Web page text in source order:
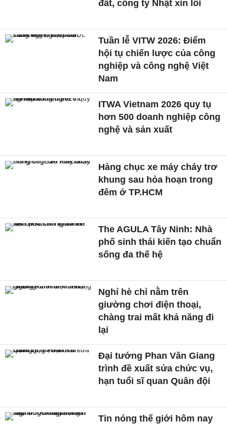
đất, công ty Nhật xin lỗi
Tuần lễ VITW 2026: Điểm
hội tụ chiến lược của công
nghiệp và công nghệ Việt
Nam
ITWA Vietnam 2026 quy tụ
hơn 500 doanh nghiệp công
nghệ và sản xuất
Hàng chục xe máy cháy trơ
khung sau hỏa hoạn trong
đêm ở TP.HCM
The AGULA Tây Ninh: Nhà
phố sinh thái kiến tạo chuẩn
sống đa thế hệ
Nghỉ hè chỉ nằm trên
giường chơi điện thoại,
chàng trai mất khả năng đi
lại
Đại tướng Phan Văn Giang
trình đề xuất sửa chức vụ,
hạn tuổi sĩ quan Quân đội
Tin nóng thế giới hôm nay